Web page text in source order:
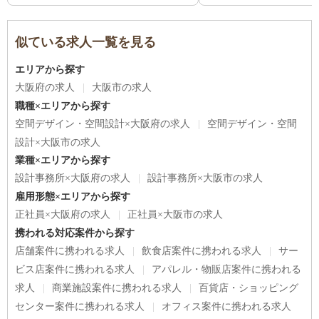
似ている求人一覧を見る
エリアから探す
大阪府の求人
大阪市の求人
職種×エリアから探す
空間デザイン・空間設計×大阪府の求人
空間デザイン・空間
設計×大阪市の求人
業種×エリアから探す
設計事務所×大阪府の求人
設計事務所×大阪市の求人
雇用形態×エリアから探す
正社員×大阪府の求人
正社員×大阪市の求人
携われる対応案件から探す
店舗案件に携われる求人
飲食店案件に携われる求人
サー
ビス店案件に携われる求人
アパレル・物販店案件に携われる
求人
商業施設案件に携われる求人
百貨店・ショッピング
センター案件に携われる求人
オフィス案件に携われる求人